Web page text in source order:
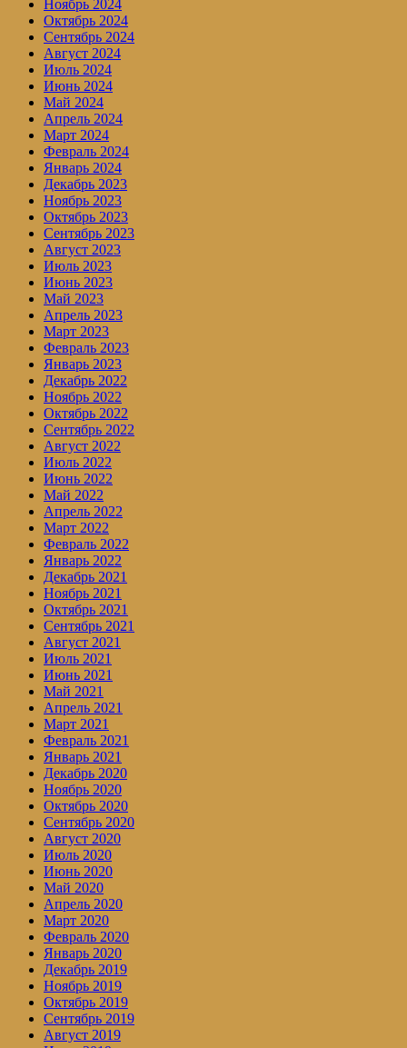
Ноябрь 2024
Октябрь 2024
Сентябрь 2024
Август 2024
Июль 2024
Июнь 2024
Май 2024
Апрель 2024
Март 2024
Февраль 2024
Январь 2024
Декабрь 2023
Ноябрь 2023
Октябрь 2023
Сентябрь 2023
Август 2023
Июль 2023
Июнь 2023
Май 2023
Апрель 2023
Март 2023
Февраль 2023
Январь 2023
Декабрь 2022
Ноябрь 2022
Октябрь 2022
Сентябрь 2022
Август 2022
Июль 2022
Июнь 2022
Май 2022
Апрель 2022
Март 2022
Февраль 2022
Январь 2022
Декабрь 2021
Ноябрь 2021
Октябрь 2021
Сентябрь 2021
Август 2021
Июль 2021
Июнь 2021
Май 2021
Апрель 2021
Март 2021
Февраль 2021
Январь 2021
Декабрь 2020
Ноябрь 2020
Октябрь 2020
Сентябрь 2020
Август 2020
Июль 2020
Июнь 2020
Май 2020
Апрель 2020
Март 2020
Февраль 2020
Январь 2020
Декабрь 2019
Ноябрь 2019
Октябрь 2019
Сентябрь 2019
Август 2019